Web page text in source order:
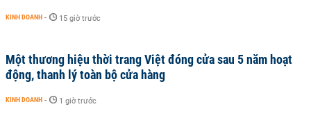
KINH DOANH - 15 giờ trước
Một thương hiệu thời trang Việt đóng cửa sau 5 năm hoạt
động, thanh lý toàn bộ cửa hàng
KINH DOANH - 1 giờ trước